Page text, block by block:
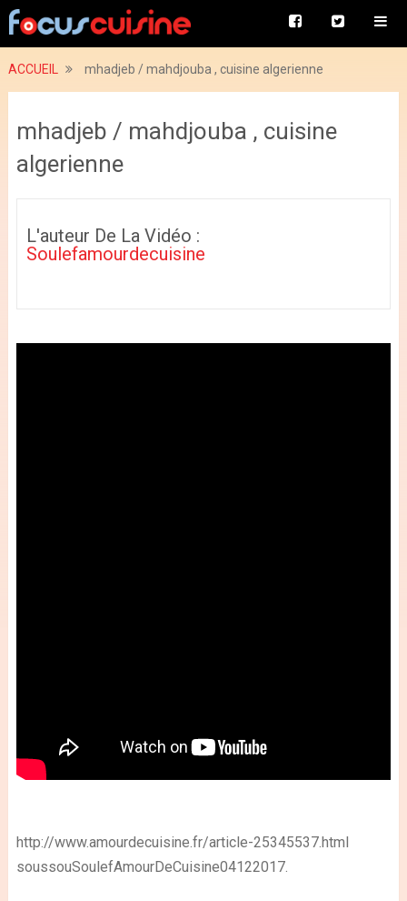
ACCUEIL mhadjeb / mahdjouba , cuisine algerienne
mhadjeb / mahdjouba , cuisine
algerienne
L'auteur De La Vidéo :
Soulefamourdecuisine
http://www.amourdecuisine.fr/article-25345537.html
soussouSoulefAmourDeCuisine04122017.